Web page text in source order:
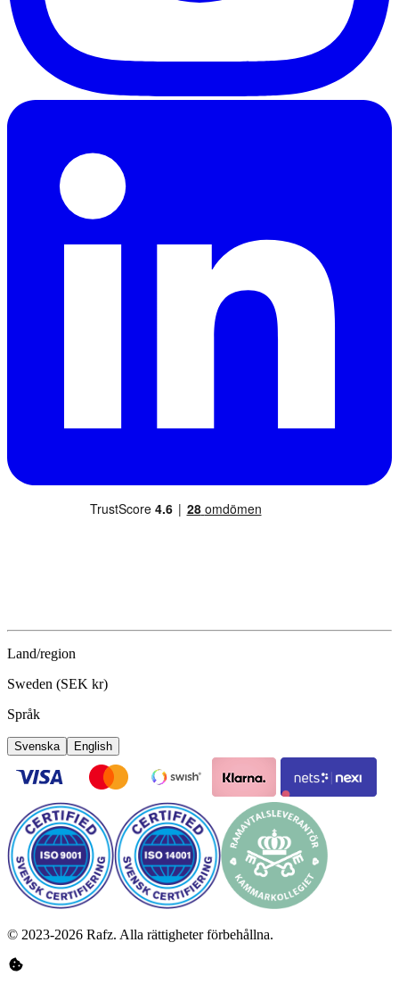
Land/region
Sweden (SEK kr)
Språk
Svenska English
© 2023-2026 Rafz. Alla rättigheter förbehållna.